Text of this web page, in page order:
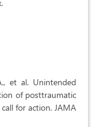
et al. Unintended
of posttraumatic
for action. JAMA